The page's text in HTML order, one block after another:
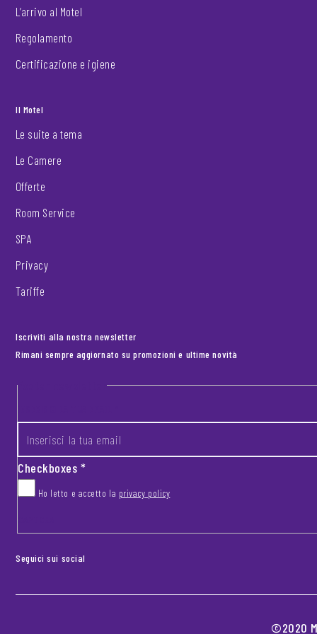
L’arrivo al Motel
Regolamento
Certificazione e igiene
Il Motel
Le suite a tema
Le Camere
Offerte
Room Service
SPA
Privacy
Tariffe
Iscriviti alla nostra newsletter
Rimani sempre aggiornato su promozioni e ultime novità
Footer newsletter
Checkboxes*
Ho letto e accetto la privacy policy
Seguici sui social
©2020